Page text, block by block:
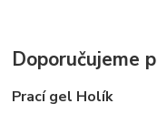
Doporučujeme
Prací gel Holík